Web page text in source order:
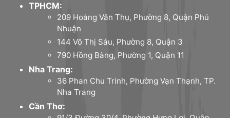
TPHCM:
209 Hoàng Văn Thụ, Phường 8, Quận Phú
Nhuận
144 Võ Thị Sáu, Phường 8, Quận 3
790 Hồng Bàng, Phường 1, Quận 11
Nha Trang:
36 Phan Chu Trinh, Phường Vạn Thạnh, TP.
Nha Trang
Cần Thơ: